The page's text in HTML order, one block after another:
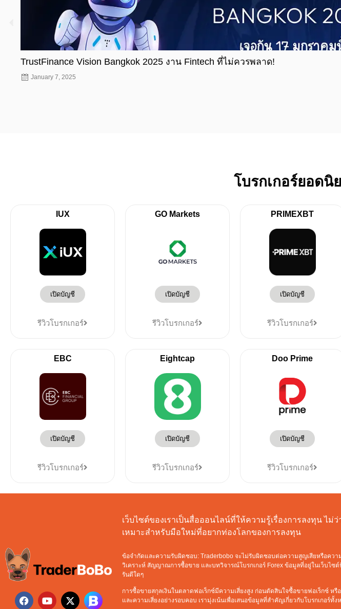
TrustFinance Vision Bangkok 2025 งาน Fintech ที่ไม่ควรพลาด!
January 7, 2025
โบรกเกอร์ยอดนิ
IUX
เปิดบัญชี
รีวิวโบรกเกอร์
GO Markets
เปิดบัญชี
รีวิวโบรกเกอร์
PRIMEXBT
เปิดบัญชี
รีวิวโบรกเกอร์
EBC
เปิดบัญชี
รีวิวโบรกเกอร์
Eightcap
เปิดบัญชี
รีวิวโบรกเกอร์
Doo Prime
เปิดบัญชี
รีวิวโบรกเกอร์
เว็บไซต์ของเราเป็นสื่อออนไลน์ที่ให้ความรู้เรื่องการลงทุน ไม่
เหมาะสำหรับมือใหม่ที่อยากท่องโลกของการลงทุน
ข้อจำกัดและความรับผิดชอบ: Traderbobo จะไม่รับผิดชอบต่อความสูญเสียหรือคว
วิเคราะห์ สัญญาณการซื้อขาย และบทวิจารณ์โบรกเกอร์ Forex ข้อมูลที่อยู่ในเว็บไซ
รันตีใดๆ
การซื้อขายสกุลเงินในตลาดฟอเร็กซ์มีความเสี่ยงสูง ก่อนตัดสินใจซื้อขายฟอเร็กซ์ ห
และความเสี่ยงอย่างรอบคอบ เรามุ่งเน้นเพื่อเสนอข้อมูลที่สำคัญเกี่ยวกับโบรกเกอร์ทั้